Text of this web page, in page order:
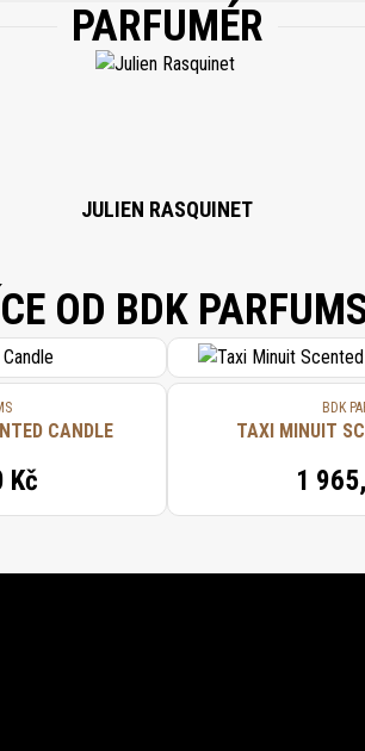
COUMARIN, D-LIMONENE, LINALOOL, CITRONELLOL,
ALCOHOL, FARNESOL.
PARFUMÉR
JULIEN RASQUINET
OD BDK
CANDLE
Kč
BDK
TAXI MINUIT
1